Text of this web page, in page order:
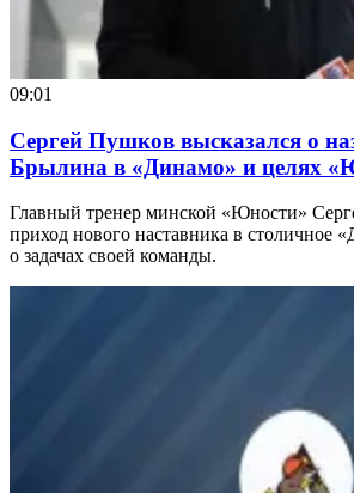
09:01
Сергей Пушков высказался о
Брылина в «Динамо» и целях
Главный тренер минской «Юности»
приход нового наставника в столичное
о задачах своей команды.